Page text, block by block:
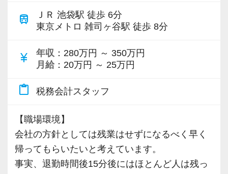
今回も、それに対応するべく行われる増員募集
です！
【ノウハウをしっかり共有します！】
お客様の特徴や、その期待にお応えするための
ノウハウなどは、今のスタッフと共に事務所の
財産として深めている真っ最中！
それらを吸収し、応用することで安心感高く業
務に取り組んでもらえるはずです。
もちろん税務のプロとしてなら代表や税理士
に、動物病院の業界知識なら先輩たちにいつで
も相談してください。
train
ＪＲ 池袋駅 徒歩 6分
東京メトロ 雑司ヶ谷駅 徒歩 8分
currency_yen 年収 ：280万円 ～ 350万円
月給 ：20万円 ～ 25万円
content_paste 税務会計スタッフ
【職場環境】
会社の方針としては残業はせずになるべく早く
帰ってもらいたいと考えています。
事実、退勤時間後15分後にはほとんど人は残っ